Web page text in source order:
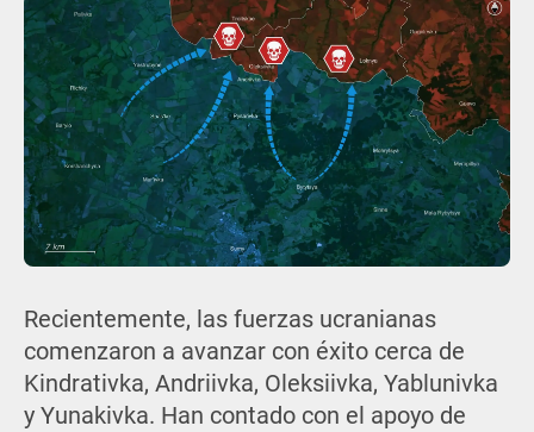
Recientemente, las fuerzas ucranianas
comenzaron a avanzar con éxito cerca de
Kindrativka, Andriivka, Oleksiivka, Yablunivka
y Yunakivka. Han contado con el apoyo de